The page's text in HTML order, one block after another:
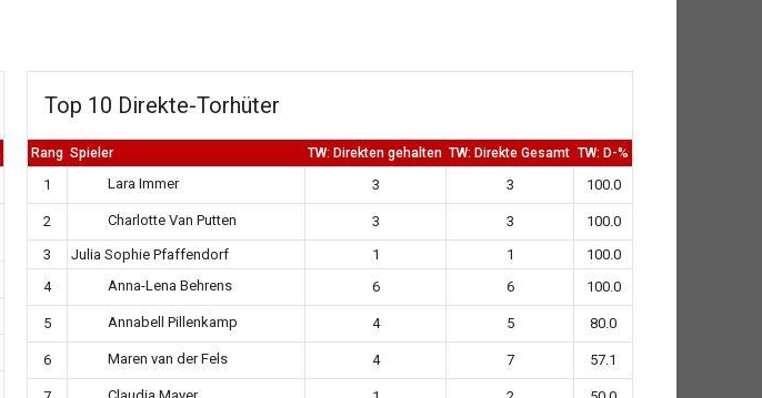
Top 10 Direkte-Torhüter
Rang Spieler TW: Direkten gehalten TW: Direkte Gesamt TW: D-%
1 Lara Immer 3 3 100.0
2 Charlotte Van Putten 3 3
100.0
3
Julia Sophie Pfaffendorf 1 1
100.0
4
Anna-Lena Behrens 6 6 100.0
5 Annabell Pillenkamp 4 5 80.0
6 Maren van der Fels 4 7 57.1